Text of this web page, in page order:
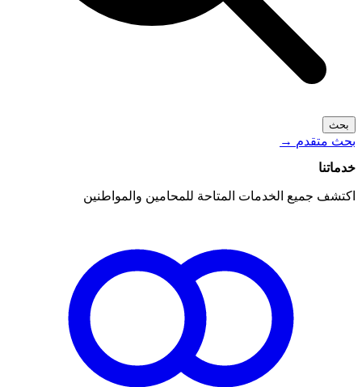
بحث
بحث متقدم →
خدماتنا
اكتشف جميع الخدمات المتاحة للمحامين والمواطنين